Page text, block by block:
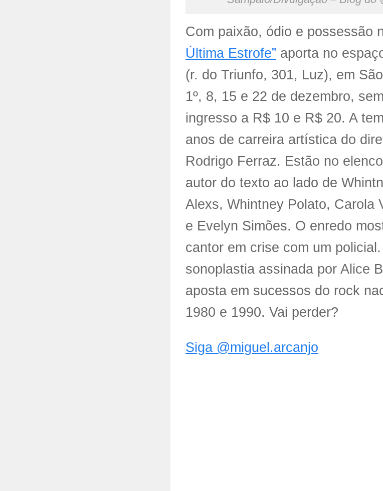
Com paixão, ódio e possessão
Última Estrofe” aporta no
(r. do Triunfo, 301, Luz), em
1º, 8, 15 e 22 de dezembro,
ingresso a R$ 10 e R$ 20. A
anos de carreira artística do
Rodrigo Ferraz. Estão no
autor do texto ao lado de
Alexs, Whintney Polato, Carola
e Evelyn Simões. O enredo
cantor em crise com um
sonoplastia assinada por Alice
aposta em sucessos do rock
1980 e 1990. Vai perder?
Siga @miguel.arcanjo